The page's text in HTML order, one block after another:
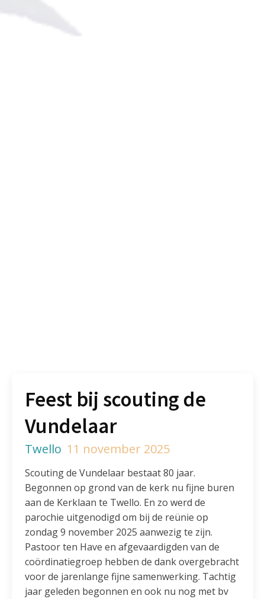
Feest bij scouting de
Vundelaar
Twello 11 november 2025
Scouting de Vundelaar bestaat 80 jaar.
Begonnen op grond van de kerk nu fijne buren
aan de Kerklaan te Twello. En zo werd de
parochie uitgenodigd om bij de reünie op
zondag 9 november 2025 aanwezig te zijn.
Pastoor ten Have en afgevaardigden van de
coördinatiegroep hebben de dank overgebracht
voor de jarenlange fijne samenwerking. Tachtig
jaar geleden begonnen en ook nu nog met bv